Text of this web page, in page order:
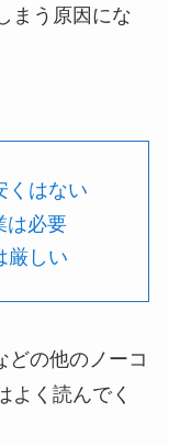
まう原因にな
くはない
は必要
厳しい
どの他のノーコ
よく読んでく